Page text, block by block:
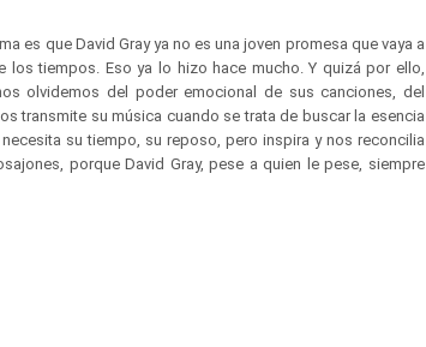
es que David Gray ya no es una joven promesa que vaya a
tiempos. Eso ya lo hizo hace mucho. Y quizá por ello,
olvidemos del poder emocional de sus canciones, del
transmite su música cuando se trata de buscar la esencia
su tiempo, su reposo, pero inspira y nos reconcilia
porque David Gray, pese a quien le pese, siempre